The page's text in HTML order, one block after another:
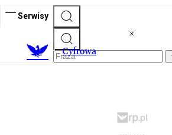
Serwisy
Cyfrowa